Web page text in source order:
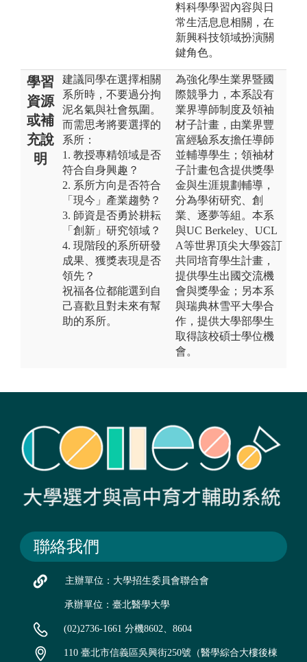
料科學學習內容與日
常生活息息相關，在
新興科技領域扮演關
鍵角色。
學習
資源
或補
充說
明
建議同學在選擇相關
系所時，不要過分拘
泥名氣與社會氛圍。
而需思考將要選擇的
系所：
1. 教授專精領域是否
符合自身興趣？
2. 系所方向是否符合
「現今」產業趨勢？
3. 師資是否勇於耕耘
「創新」研究領域？
4. 現階段的系所研發
成果、獲獎表現是否
領先？
祝福各位都能選到自
己喜歡且對未來有幫
助的系所。
為強化學生業界暨國
際競爭力，本系設有
業界導師制度及領袖
材子計畫，由業界豐
富經驗系友擔任導師
並輔導學生；領袖材
子計畫包含提供獎學
金與生涯規劃輔導，
分為學術研究、創
業、逐夢等組。本系
與UC Berkeley、UCL
A等世界頂尖大學簽訂
共同培育學生計畫，
提供學生出國交流機
會與獎學金；另本系
與瑞典林雪平大學合
作，提供大學部學生
取得該校碩士學位機
會。
聯絡我們
主辦單位：大學招生委員會聯合會
承辦單位：臺北醫學大學
(02)2736-1661 分機8602、8604
110 臺北市信義區吳興街250號（醫學綜合大樓後棟